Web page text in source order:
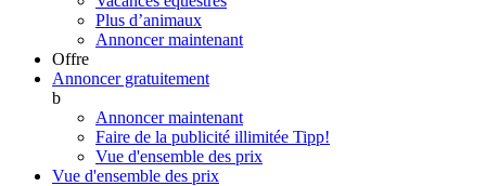
Plus d’animaux
Annoncer maintenant
Offre
Annoncer gratuitement
b
Annoncer maintenant
Faire de la publicité illimitée Tipp!
Vue d'ensemble des prix
Vue d'ensemble des prix